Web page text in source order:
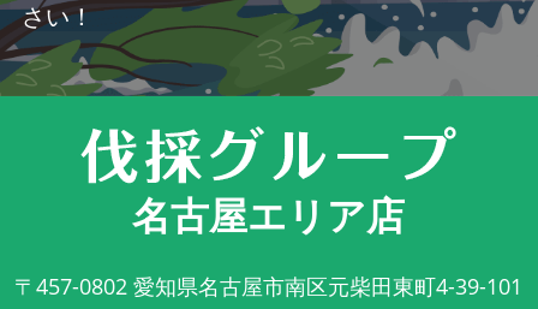
さい！
名古屋エリア店
〒457-0802 愛知県名古屋市南区元柴田東町4-39-101